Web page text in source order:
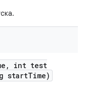
,
int test
startTime)